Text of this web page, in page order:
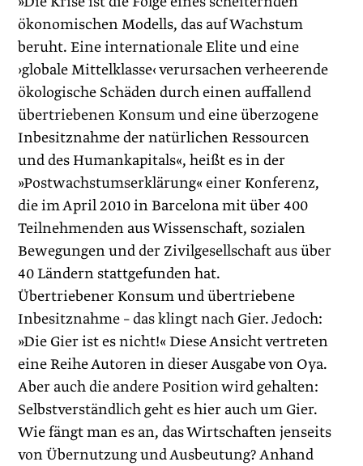
ökonomischen ­Modells, das auf Wachstum
beruht. Eine internationale Elite und eine
›globale Mittelklasse‹ verursachen verheerende
ökologische Schäden durch einen auffallend
übertriebenen Konsum und eine überzogene
Inbesitznahme der natürlichen Ressourcen
und des Humankapitals«, heißt es in der
»Postwachstumserklärung« einer Konferenz,
die im April 2010 in Barcelona mit über 400
Teilnehmenden aus Wissenschaft, sozialen
Bewegungen und der Zivilgesellschaft aus über
40 Ländern stattgefunden hat.
Übertriebener Konsum und übertriebene
Inbesitznahme – das klingt nach Gier. Jedoch:
»Die Gier ist es nicht!« Diese Ansicht vertreten
eine Reihe Autoren in dieser Ausgabe von Oya.
Aber auch die andere Position wird gehalten:
Selbstverständlich geht es hier auch um Gier.
Wie fängt man es an, das Wirtschaften jenseits
von Über­nutzung und Ausbeutung? Anhand